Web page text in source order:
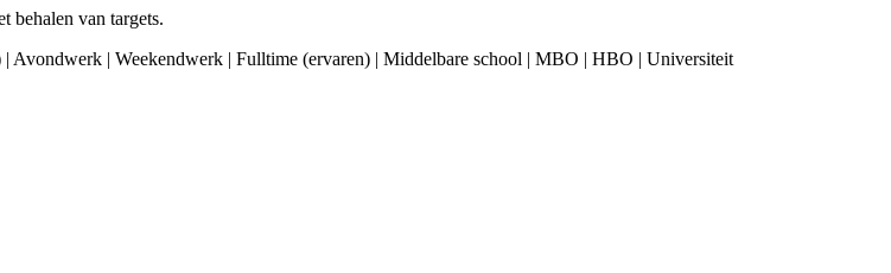
behalen van targets.
| Avondwerk | Weekendwerk | Fulltime (ervaren) | Middelbare school | MBO | HBO | Universiteit